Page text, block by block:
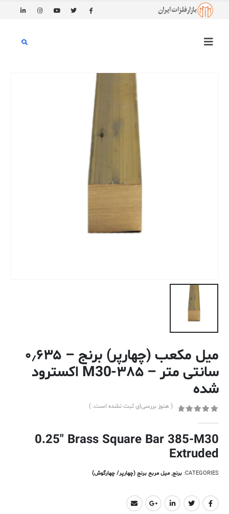
میل مکعب (چهارپر) برنج – ۰٫۶۳۵
سانتی متر – ۳۸۵-M30 اکسترود
شده
( هنوز بررسی‌ای ثبت نشده است. )
0.25″ Brass Square Bar 385-M30
Extruded
CATEGORIES: برنج,میل مربع برنج (چهارپر/ چهارگوش)